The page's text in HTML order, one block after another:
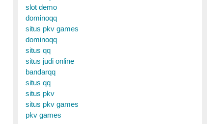
slot demo
dominoqq
situs pkv games
dominoqq
situs qq
situs judi online
bandarqq
situs qq
situs pkv
situs pkv games
pkv games